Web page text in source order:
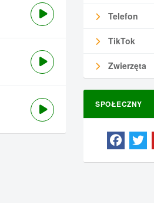
Telefon
TikTok
Zwierzęta
SPOŁECZNY